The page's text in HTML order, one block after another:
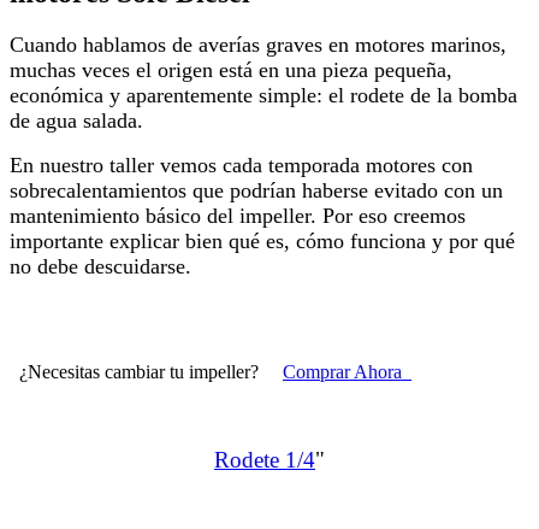
Cuando hablamos de averías graves en motores marinos,
muchas veces el origen está en una pieza pequeña,
económica y aparentemente simple: el rodete de la bomba
de agua salada.
En nuestro taller vemos cada temporada motores con
sobrecalentamientos que podrían haberse evitado con un
mantenimiento básico del impeller. Por eso creemos
importante explicar bien qué es, cómo funciona y por qué
no debe descuidarse.
¿Necesitas cambiar tu impeller? Comprar Ahora
Rodete 1/4"